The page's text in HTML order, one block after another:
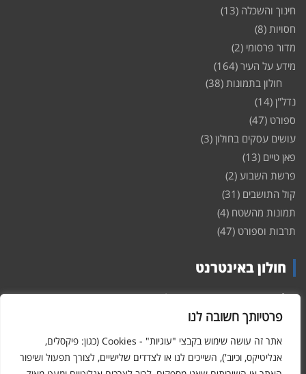
פרטיותך חשובה לנו
אתר זה עושה שימוש בקבצי "עוגיות" - Cookies (כגון: פיקסלים,
אנליטיקס, וכיוב'), השייכים לנו או לצדדים שלישיים, לצורך תפעול ושיפור
חינוך והשכלה (13)
חסויות (8)
מדור פרסומי (2)
מידע על העיר (164)
חולון בתמונות (38)
נדל"ן (14)
ספורט (47)
עושים עסקים בחולון (3)
פאן טיים (13)
פרשת השבוע (2)
קול התושבים (31)
תמונות מהשטח (4)
תרבות וספורט (47)
חולון באינטרנט
חולוןבאינטרנט – האתר שמביא לכם עדכונים ומידע מהשטח מהעיר
חולון. במה פתוחה לקול תושבי חולון באינטרנט, מידע על
ופרוייקטים חדשים בעיר, חיי לילה, וכן טורי דעה, עסקים בחולון, ודיונים על
הנעשה בעיר. אתם מוזמנים ומוזמנות להשתתף בדיון ולשלוח לנו כתבות
ואף להגיב על הכתבות המפורסמות באתר.